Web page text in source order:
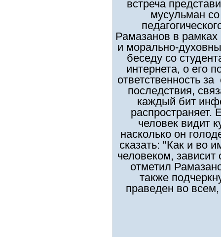
встреча
мусульман
Рамазанов в рамках
и морально-
беседу со
интернета, о его
ответственность
последствия,
каждый бит
распространяет.
человек видит
насколько он
сказать: "Как и во
человеком, зависит
отметил
также
праведен во